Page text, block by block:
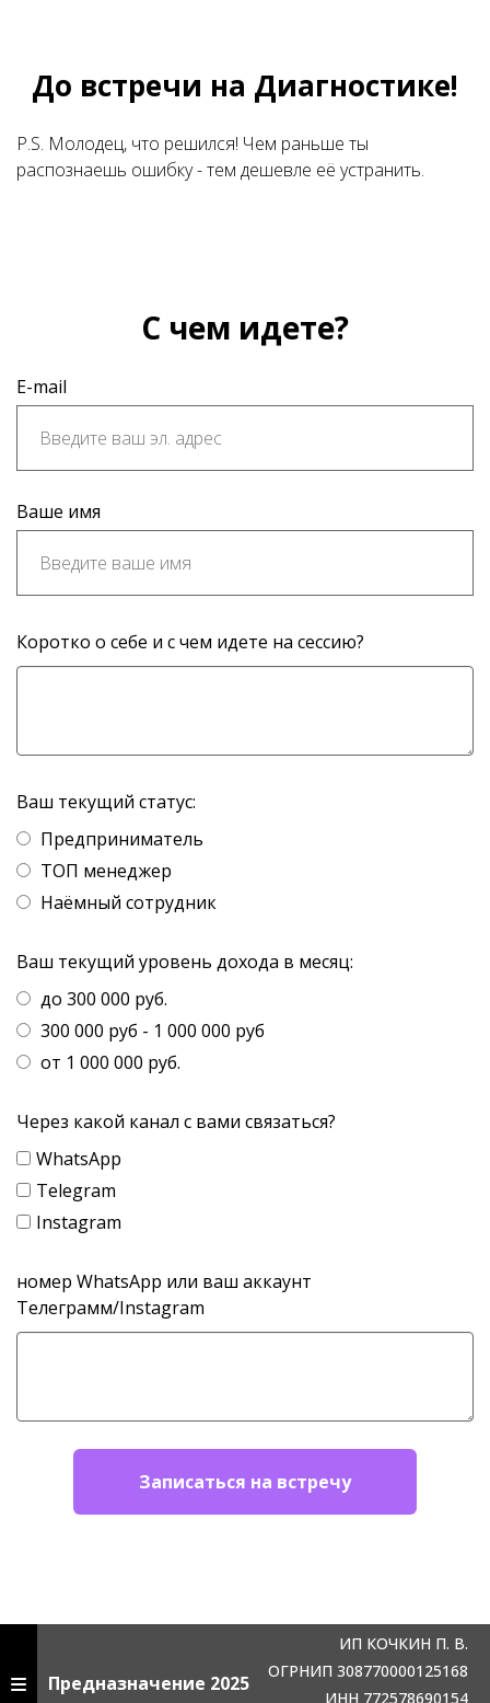
До встречи на Диагностике!
P.S. Молодец, что решился! Чем раньше ты
распознаешь ошибку - тем дешевле её устранить.
С чем идете?
E-mail
Ваше имя
Коротко о себе и с чем идете на сессию?
Ваш текущий статус:
Предприниматель
ТОП менеджер
Наёмный сотрудник
Ваш текущий уровень дохода в месяц:
до 300 000 руб.
300 000 руб - 1 000 000 руб
от 1 000 000 руб.
Через какой канал с вами связаться?
WhatsApp
Telegram
Instagram
номер WhatsApp или ваш аккаунт
Телеграмм/Instagram
Записаться на встречу
Предназначение 2025
ИП КОЧКИН П. В.
ОГРНИП 308770000125168
ИНН 772578690154